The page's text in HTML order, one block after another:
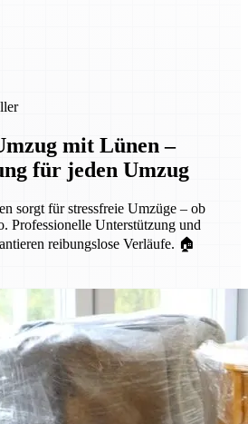
mit Lünen –
für jeden Umzug
sorgt für stressfreie Umzüge – ob
Professionelle Unterstützung und
reibungslose Verläufe. 🏠